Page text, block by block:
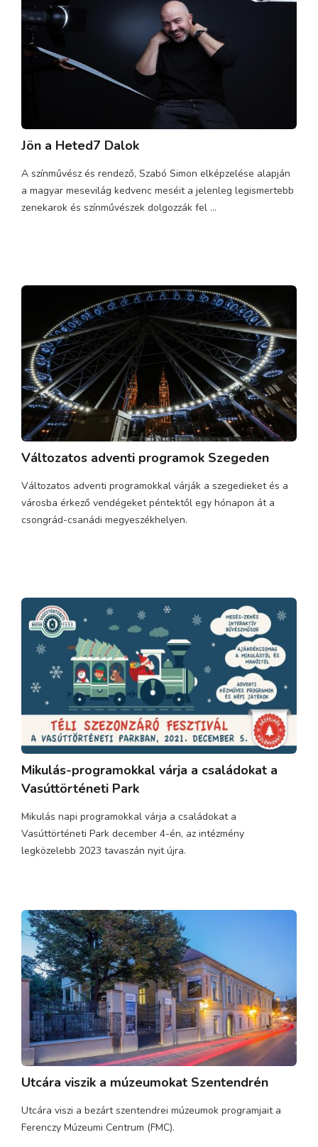
Jön a Heted7 Dalok
A színművész és rendező, Szabó Simon elképzelése alapján
a magyar mesevilág kedvenc meséit a jelenleg legismertebb
zenekarok és színművészek dolgozzák fel ...
Változatos adventi programok Szegeden
Változatos adventi programokkal várják a szegedieket és a
városba érkező vendégeket péntektől egy hónapon át a
csongrád-csanádi megyeszékhelyen.
Mikulás-programokkal várja a családokat a
Vasúttörténeti Park
Mikulás napi programokkal várja a családokat a
Vasúttörténeti Park december 4-én, az intézmény
legközelebb 2023 tavaszán nyit újra.
Utcára viszik a múzeumokat Szentendrén
Utcára viszi a bezárt szentendrei múzeumok programjait a
Ferenczy Múzeumi Centrum (FMC).